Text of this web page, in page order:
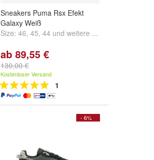
Sneakers Puma Rsx Efekt
Galaxy Weiß
Size: 46, 45, 44 und weitere ...
ab 89,55 €
130,00 €
Kostenloser Versand
1
- 6%